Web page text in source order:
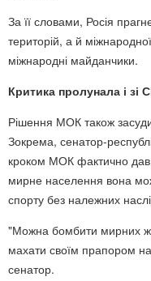
За її словами, Росія
територій, а й міжнародної
міжнародні майданчики.
Критика пролунала і зі
Рішення МОК також
Зокрема, сенатор-
кроком МОК фактично дав
мирне населення вона
спорту без належних
"Можна бомбити мирних
махати своїм прапором
сенатор.